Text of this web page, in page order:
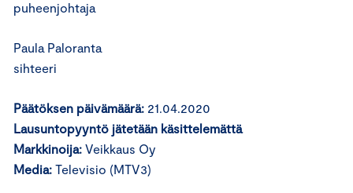
puheenjohtaja
Paula Paloranta
sihteeri
Päätöksen päivämäärä: 21.04.2020
Lausuntopyyntö jätetään käsittelemättä
Markkinoija: Veikkaus Oy
Media: Televisio (MTV3)